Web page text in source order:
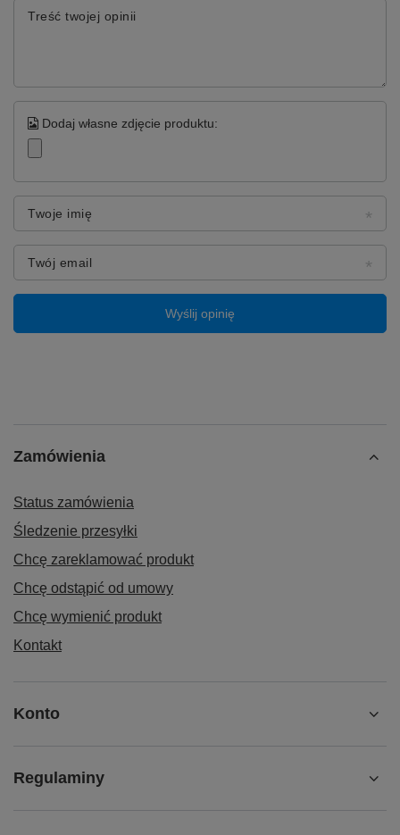
Treść twojej opinii
Dodaj własne zdjęcie produktu:
Twoje imię
Twój email
Wyślij opinię
Zamówienia
Status zamówienia
Śledzenie przesyłki
Chcę zareklamować produkt
Chcę odstąpić od umowy
Chcę wymienić produkt
Kontakt
Konto
Regulaminy